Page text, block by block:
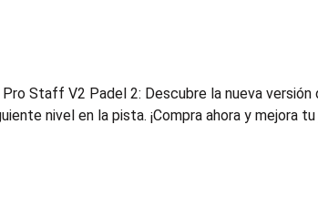
Staff V2 Padel 2: Descubre la nueva
nivel en la pista. ¡Compra ahora y mejora